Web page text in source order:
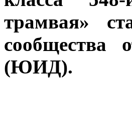
трамвая»
сообщества
(ЮИД).